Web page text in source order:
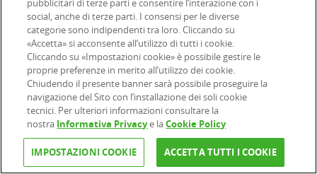
passo eaprire un Conto(o Dossier come lo
chiamiamo noi), che ti servirà per trasferire la
liquidità. Ti ricordiamo che ilconto è a zero
e lecommissioni dei fondi sono scontate del
100%. Inizia ora!
APRI UN CONTO
pubblicitari di terze parti e consentire l’interazione con i
social, anche di terze parti. I consensi per le diverse
categorie sono indipendenti tra loro. Cliccando su
«Accetta» si acconsente all’utilizzo di tutti i cookie.
Cliccando su «Impostazioni cookie» è possibile gestire le
proprie preferenze in merito all’utilizzo dei cookie.
Chiudendo il presente banner sarà possibile proseguire la
navigazione del Sito con l’installazione dei soli cookie
tecnici. Per ulteriori informazioni consultare la
nostra Informativa Privacye laCookie Policy
IMPOSTAZIONI COOKIE ACCETTA TUTTI I COOKIE